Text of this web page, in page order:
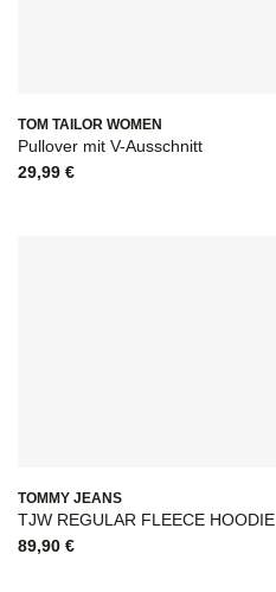
TOM TAILOR WOMEN
Pullover mit V-Ausschnitt
29,99 €
TOMMY JEANS
TJW REGULAR FLEECE HOODIE
89,90 €